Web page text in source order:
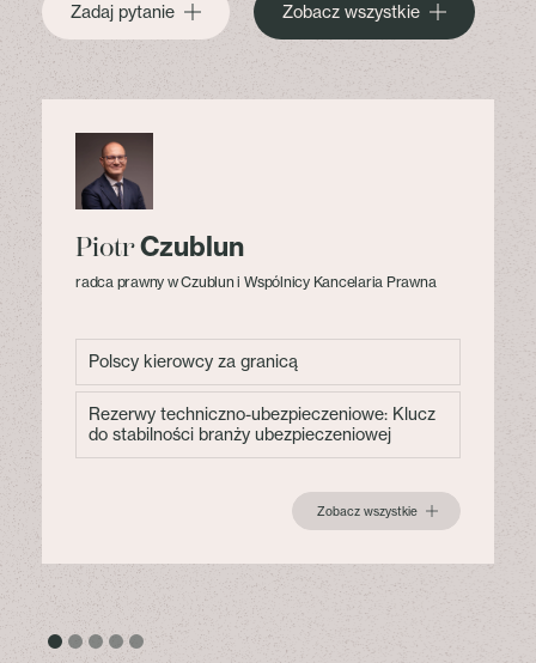
Zadaj pytanie Zobacz wszystkie
PiotrCzublun
radca prawny w Czublun i Wspólnicy Kancelaria Prawna
Polscy kierowcy za granicą
Rezerwy techniczno-ubezpieczeniowe: Klucz
do stabilności branży ubezpieczeniowej
Zobacz wszystkie